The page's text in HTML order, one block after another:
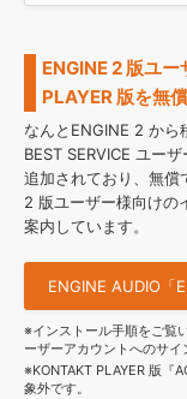
ENGINE 2 版ユ
PLAYER 版を無
なんとENGINE 2 から
BEST SERVICE ユー
追加されており、無償
2 版ユーザー様向けの
案内しています。
ENGINE AUDIO「
※インストール手順をご覧
ーザーアカウントへのサイ
※KONTAKT PLAYER 版『
象外です。